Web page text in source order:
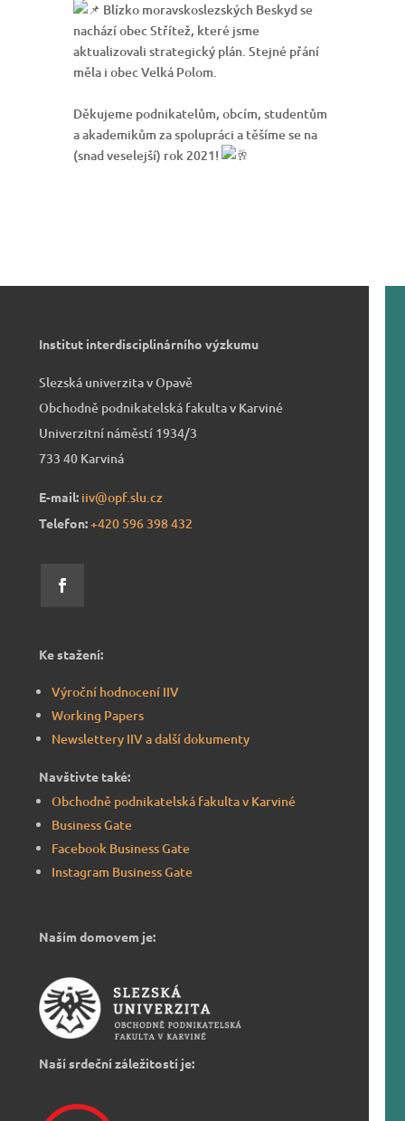
Blízko moravskoslezských Beskyd se
nachází obec Střítež, které jsme
aktualizovali strategický plán. Stejné přání
měla i obec Velká Polom.
Děkujeme podnikatelům, obcím, studentům
a akademikům za spolupráci a těšíme se na
(snad veselejší) rok 2021!
Institut interdisciplinárního výzkumu
Slezská univerzita v Opavě
Obchodně podnikatelská fakulta v Karviné
Univerzitní náměstí 1934/3
733 40 Karviná
E-mail: iiv@opf.slu.cz
Telefon:+420 596 398 432
Ke stažení:
Výroční hodnocení IIV
Working Papers
Newslettery IIV a další dokumenty
Navštivte také:
Obchodně podnikatelská fakulta v Karviné
Business Gate
Facebook Business Gate
Instagram Business Gate
Naším domovem je:
Naší srdeční záležitostí je: